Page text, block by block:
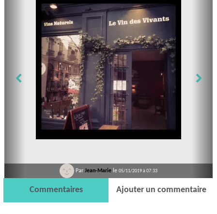
Par Jean-Marie le 05/11/2019 à 07:33
Commentaires Ajouter un commentaire